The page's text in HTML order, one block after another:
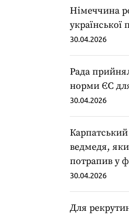
Німеччина
української
30.04.2026
Рада
норми ЄС
30.04.2026
ведмедя,
потрапив у
30.04.2026
Для